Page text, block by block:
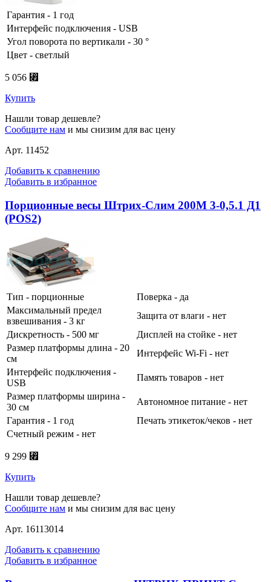
Гарантия - 1 год
Интерфейс подключения - USB
Угол поворота по вертикали - 30 °
Цвет - светлый
5 056 ⃏
Купить
Нашли товар дешевле?
Сообщите нам и мы снизим для вас цену
Арт. 11452
Добавить к сравнению
Добавить в избранное
Порционные весы Штрих-Слим 200М 3-0,5.1 Д1
(POS2)
Тип - порционные
Поверка - да
Максимальный предел
взвешивания - 3 кг
Защита от влаги - нет
Дискретность - 500 мг
Дисплей на стойке - нет
Размер платформы длина - 20
см
Интерфейс Wi-Fi - нет
Интерфейс подключения -
USB
Память товаров - нет
Размер платформы ширина -
30 см
Автономное питание - нет
Гарантия - 1 год
Печать этикеток/чеков - нет
Счетный режим - нет
9 299 ⃏
Купить
Нашли товар дешевле?
Сообщите нам и мы снизим для вас цену
Арт. 16113014
Добавить к сравнению
Добавить в избранное